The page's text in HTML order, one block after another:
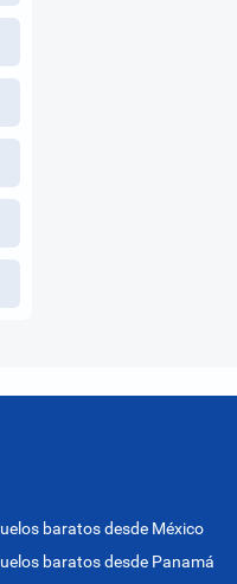
baratos desde México
baratos desde Panamá